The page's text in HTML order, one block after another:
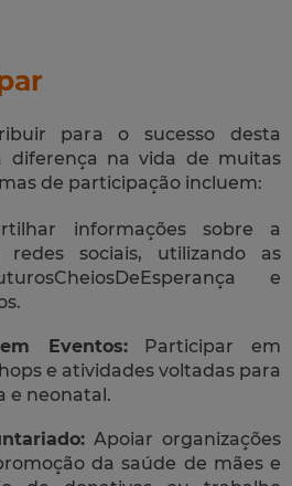
para o sucesso desta
diferença na vida de muitas
de participação incluem:
informações sobre a
redes sociais, utilizando as
e
Eventos:Participar em
e atividades voltadas para
e neonatal.
Apoiar organizações
da saúde de mães e